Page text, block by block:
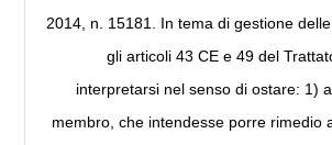
2014, n. 15181. In tema di gestione
gli articoli 43 CE e 49 del
interpretarsi nel senso di ostare: 1)
membro, che intendesse porre rimedio